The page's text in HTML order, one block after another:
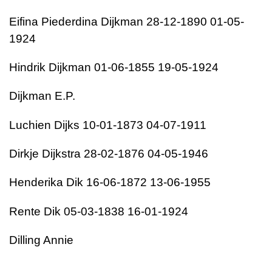
Eifina Piederdina Dijkman 28-12-1890 01-05-
1924
Hindrik Dijkman 01-06-1855 19-05-1924
Dijkman E.P.
Luchien Dijks 10-01-1873 04-07-1911
Dirkje Dijkstra 28-02-1876 04-05-1946
Henderika Dik 16-06-1872 13-06-1955
Rente Dik 05-03-1838 16-01-1924
Dilling Annie